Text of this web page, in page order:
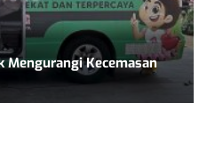
Mengurangi Kecemasan